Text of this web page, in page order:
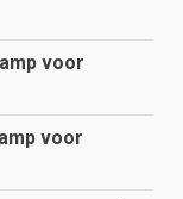
voor
voor